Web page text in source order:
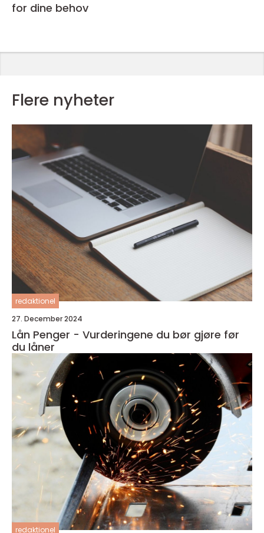
for dine behov
Flere nyheter
redaktionel
27. December 2024
Lån Penger - Vurderingene du bør gjøre før
du låner
redaktionel